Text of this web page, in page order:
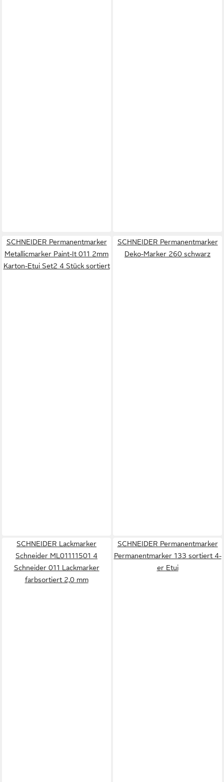
SCHNEIDER Permanentmarker
Metallicmarker Paint-It 011 2mm
Karton-Etui Set2 4 Stück sortiert
SCHNEIDER Permanentmarker
Deko-Marker 260 schwarz
SCHNEIDER Lackmarker
Schneider ML01111501 4
Schneider 011 Lackmarker
farbsortiert 2,0 mm
SCHNEIDER Permanentmarker
Permanentmarker 133 sortiert 4-
er Etui